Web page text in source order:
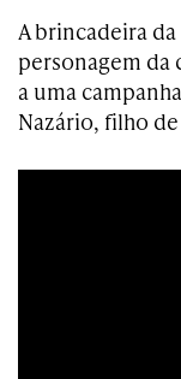
A brincadeira
personagem
a uma
Nazário, filho